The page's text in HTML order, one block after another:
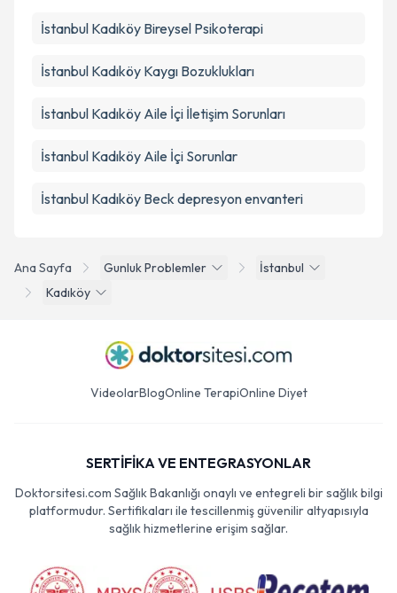
Ana Sayfa Gunluk Problemler
İstanbul
Kadıköy
İstanbul Kadıköy Bireysel Psikoterapi
İstanbul Kadıköy Kaygı Bozuklukları
İstanbul Kadıköy Aile İçi İletişim Sorunları
İstanbul Kadıköy Aile İçi Sorunlar
İstanbul Kadıköy Beck depresyon envanteri
VideolarBlogOnline TerapiOnline Diyet
SERTİFİKA VE ENTEGRASYONLAR
Doktorsitesi.com Sağlık Bakanlığı onaylı ve entegreli bir sağlık bilgi
platformudur. Sertifikaları ile tescillenmiş güvenilir altyapısıyla
sağlık hizmetlerine erişim sağlar.